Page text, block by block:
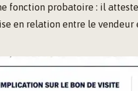
fonction probatoire : il
en relation entre le vendeur